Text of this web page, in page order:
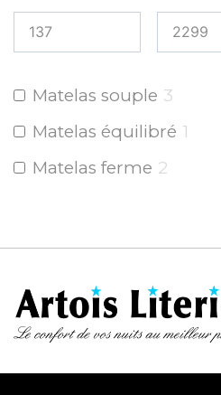
Matelas souple 3
Matelas équilibré 1
Matelas ferme 2